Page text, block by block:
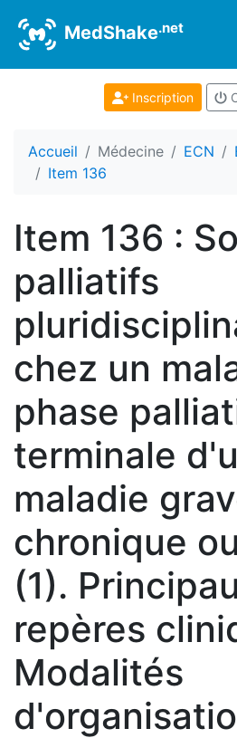
MedShake.net
Inscription
Accueil Médecine ECN
Item 136
Item 136 :
palliatifs
chez un
phase
terminale
maladie
chronique
(1).
repères
Modalités